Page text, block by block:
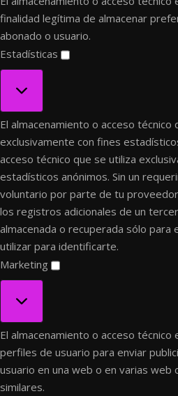
finalidad legítima de almacenar
abonado o usuario.
Estadísticas
Estadísticas
El almacenamiento o acceso técnico
exclusivamente con fines
acceso técnico que se utiliza
estadísticos anónimos. Sin un
voluntario por parte de tu
los registros adicionales de un
almacenada o recuperada sólo
utilizar para identificarte.
Marketing
Marketing
El almacenamiento o acceso
perfiles de usuario para enviar
usuario en una web o en varias web
similares.